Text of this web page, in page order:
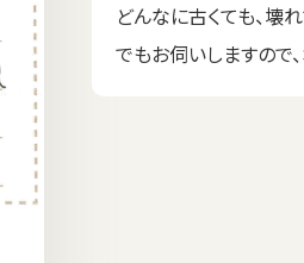
どんなに古くても、壊
でもお伺いしますので